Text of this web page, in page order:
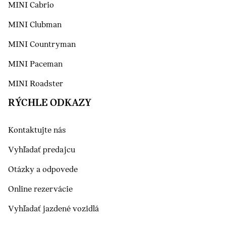
MINI Cabrio
MINI Clubman
MINI Countryman
MINI Paceman
MINI Roadster
RÝCHLE ODKAZY
Kontaktujte nás
Vyhľadať predajcu
Otázky a odpovede
Online rezervácie
Vyhľadať jazdené vozidlá